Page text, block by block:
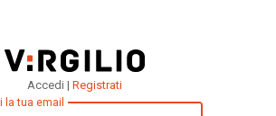
Accedi | Registrati
la tua email